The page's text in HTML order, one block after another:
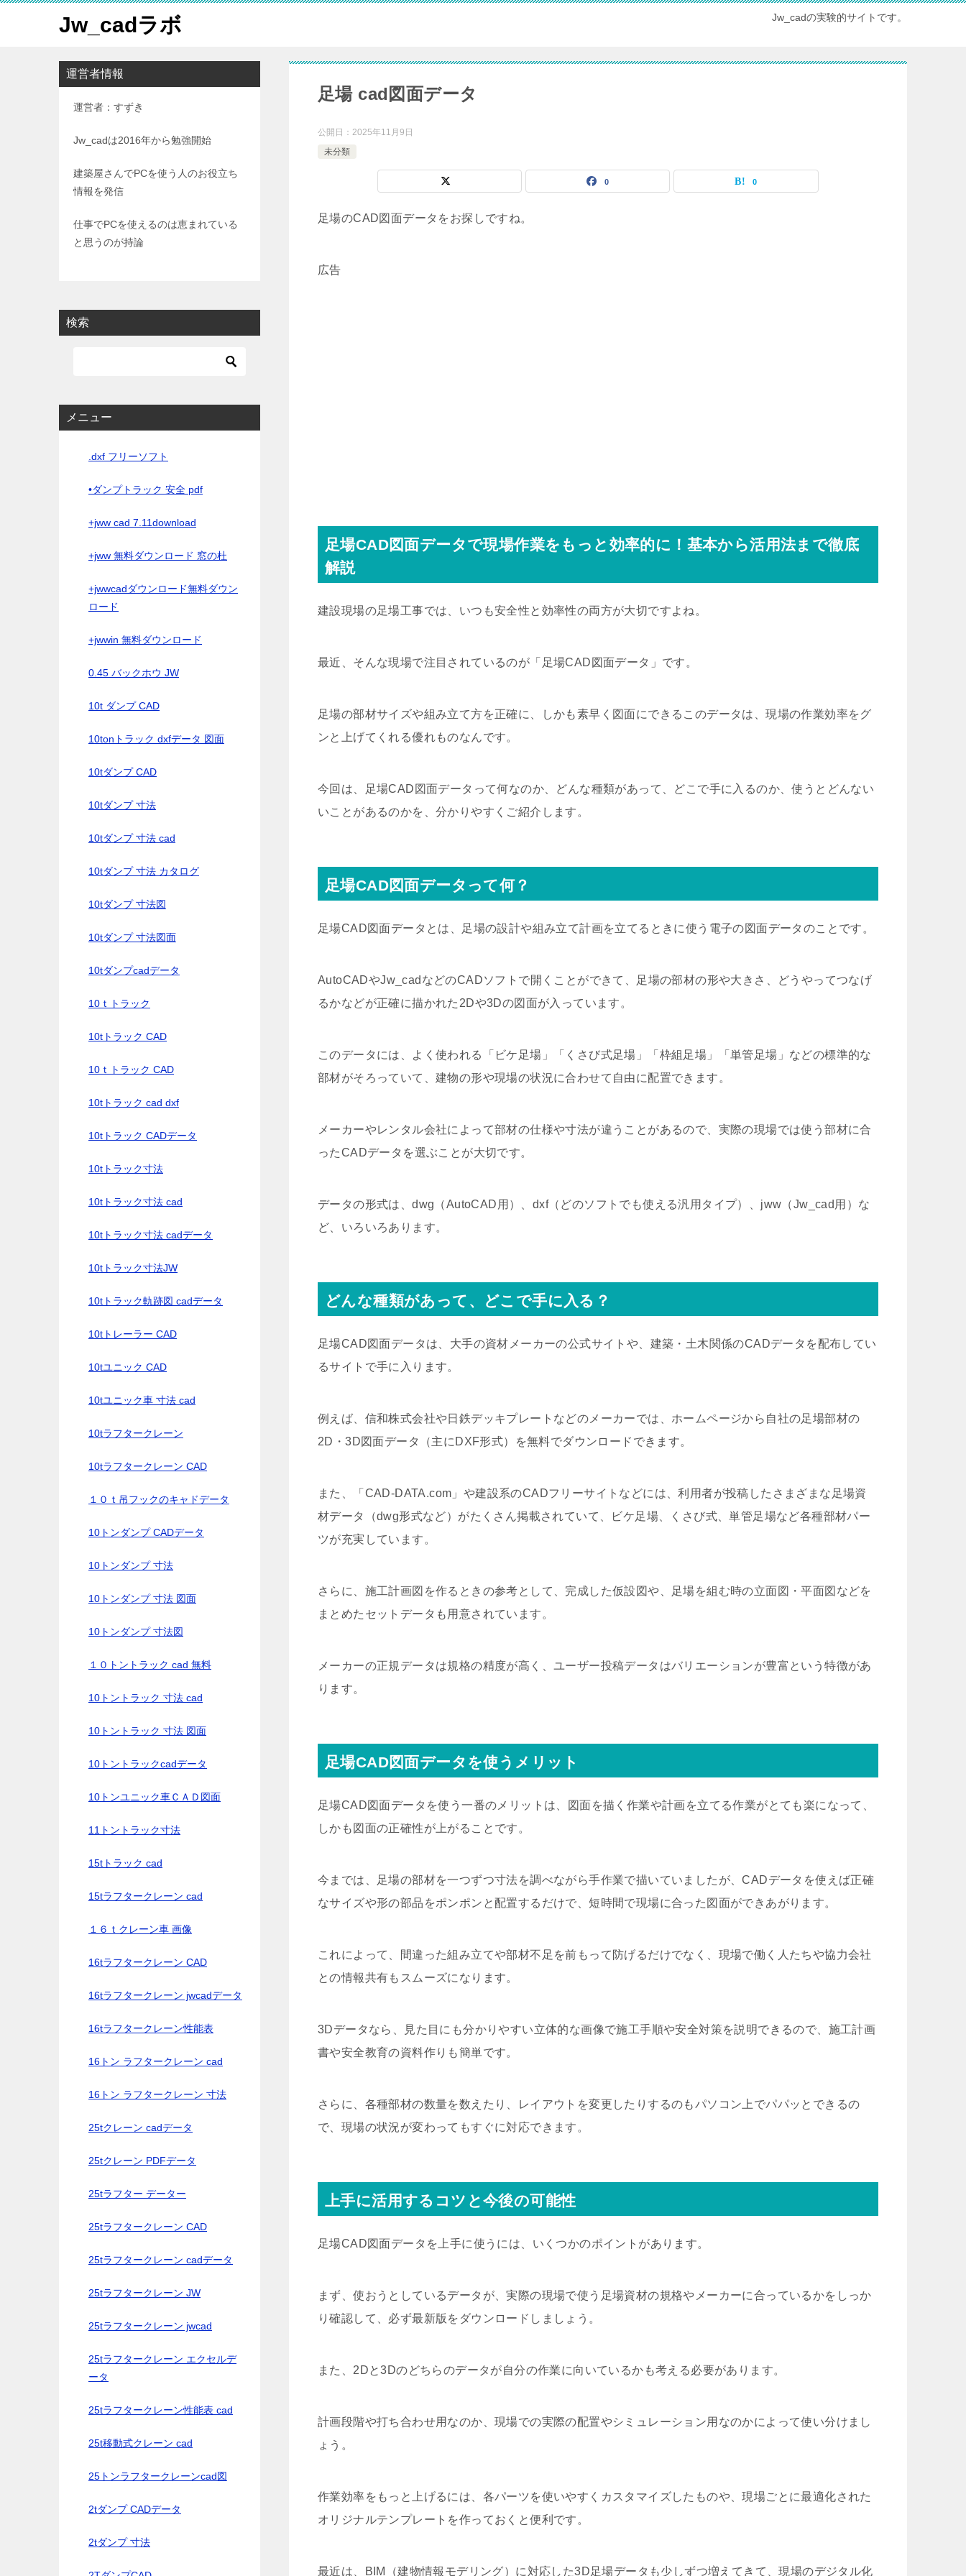
Jw_cadラボ Jw_cadの実験的サイトです。
足場 cad図面データ
公開日： 2025年11月9日
未分類
0 0
足場のCAD図面データをお探しですね。
広告
足場CAD図面データで現場作業をもっと効率的に！基本から活用法まで徹底
解説
建設現場の足場工事では、いつも安全性と効率性の両方が大切ですよね。
最近、そんな現場で注目されているのが「足場CAD図面データ」です。
足場の部材サイズや組み立て方を正確に、しかも素早く図面にできるこのデータは、現場の作業効率をグ
ンと上げてくれる優れものなんです。
今回は、足場CAD図面データって何なのか、どんな種類があって、どこで手に入るのか、使うとどんない
いことがあるのかを、分かりやすくご紹介します。
足場CAD図面データって何？
足場CAD図面データとは、足場の設計や組み立て計画を立てるときに使う電子の図面データのことです。
AutoCADやJw_cadなどのCADソフトで開くことができて、足場の部材の形や大きさ、どうやってつなげ
るかなどが正確に描かれた2Dや3Dの図面が入っています。
このデータには、よく使われる「ビケ足場」「くさび式足場」「枠組足場」「単管足場」などの標準的な
部材がそろっていて、建物の形や現場の状況に合わせて自由に配置できます。
メーカーやレンタル会社によって部材の仕様や寸法が違うことがあるので、実際の現場では使う部材に合
ったCADデータを選ぶことが大切です。
データの形式は、dwg（AutoCAD用）、dxf（どのソフトでも使える汎用タイプ）、jww（Jw_cad用）な
ど、いろいろあります。
どんな種類があって、どこで手に入る？
足場CAD図面データは、大手の資材メーカーの公式サイトや、建築・土木関係のCADデータを配布してい
るサイトで手に入ります。
例えば、信和株式会社や日鉄デッキプレートなどのメーカーでは、ホームページから自社の足場部材の
2D・3D図面データ（主にDXF形式）を無料でダウンロードできます。
また、「CAD-DATA.com」や建設系のCADフリーサイトなどには、利用者が投稿したさまざまな足場資
材データ（dwg形式など）がたくさん掲載されていて、ビケ足場、くさび式、単管足場など各種部材パー
ツが充実しています。
さらに、施工計画図を作るときの参考として、完成した仮設図や、足場を組む時の立面図・平面図などを
まとめたセットデータも用意されています。
メーカーの正規データは規格の精度が高く、ユーザー投稿データはバリエーションが豊富という特徴があ
ります。
足場CAD図面データを使うメリット
足場CAD図面データを使う一番のメリットは、図面を描く作業や計画を立てる作業がとても楽になって、
しかも図面の正確性が上がることです。
今までは、足場の部材を一つずつ寸法を調べながら手作業で描いていましたが、CADデータを使えば正確
なサイズや形の部品をポンポンと配置するだけで、短時間で現場に合った図面ができあがります。
これによって、間違った組み立てや部材不足を前もって防げるだけでなく、現場で働く人たちや協力会社
との情報共有もスムーズになります。
3Dデータなら、見た目にも分かりやすい立体的な画像で施工手順や安全対策を説明できるので、施工計画
書や安全教育の資料作りも簡単です。
さらに、各種部材の数量を数えたり、レイアウトを変更したりするのもパソコン上でパパッとできるの
で、現場の状況が変わってもすぐに対応できます。
上手に活用するコツと今後の可能性
足場CAD図面データを上手に使うには、いくつかのポイントがあります。
まず、使おうとしているデータが、実際の現場で使う足場資材の規格やメーカーに合っているかをしっか
り確認して、必ず最新版をダウンロードしましょう。
また、2Dと3Dのどちらのデータが自分の作業に向いているかも考える必要があります。
計画段階や打ち合わせ用なのか、現場での実際の配置やシミュレーション用なのかによって使い分けまし
ょう。
作業効率をもっと上げるには、各パーツを使いやすくカスタマイズしたものや、現場ごとに最適化された
オリジナルテンプレートを作っておくと便利です。
最近は、BIM（建物情報モデリング）に対応した3D足場データも少しずつ増えてきて、現場のデジタル化
運営者情報
運営者：すずき
Jw_cadは2016年から勉強開始
建築屋さんでPCを使う人のお役立ち
情報を発信
仕事でPCを使えるのは恵まれている
と思うのが持論
検索
メニュー
.dxf フリーソフト
•ダンプトラック 安全 pdf
+jww cad 7.11download
+jww 無料ダウンロード 窓の杜
+jwwcadダウンロード無料ダウン
ロード
+jwwin 無料ダウンロード
0.45 バックホウ JW
10t ダンプ CAD
10tonトラック dxfデータ 図面
10tダンプ CAD
10tダンプ 寸法
10tダンプ 寸法 cad
10tダンプ 寸法 カタログ
10tダンプ 寸法図
10tダンプ 寸法図面
10tダンプcadデータ
10ｔトラック
10tトラック CAD
10ｔトラック CAD
10tトラック cad dxf
10tトラック CADデータ
10tトラック寸法
10tトラック寸法 cad
10tトラック寸法 cadデータ
10tトラック寸法JW
10tトラック軌跡図 cadデータ
10tトレーラー CAD
10tユニック CAD
10tユニック車 寸法 cad
10tラフタークレーン
10tラフタークレーン CAD
１０ｔ吊フックのキャドデータ
10トンダンプ CADデータ
10トンダンプ 寸法
10トンダンプ 寸法 図面
10トンダンプ 寸法図
１０トントラック cad 無料
10トントラック 寸法 cad
10トントラック 寸法 図面
10トントラックcadデータ
10トンユニック車ＣＡＤ図面
11トントラック寸法
15tトラック cad
15tラフタークレーン cad
１６ｔクレーン車 画像
16tラフタークレーン CAD
16tラフタークレーン jwcadデータ
16tラフタークレーン性能表
16トン ラフタークレーン cad
16トン ラフタークレーン 寸法
25tクレーン cadデータ
25tクレーン PDFデータ
25tラフター データー
25tラフタークレーン CAD
25tラフタークレーン cadデータ
25tラフタークレーン JW
25tラフタークレーン jwcad
25tラフタークレーン エクセルデ
ータ
25tラフタークレーン性能表 cad
25t移動式クレーン cad
25トンラフタークレーンcad図
2tダンプ CADデータ
2tダンプ 寸法